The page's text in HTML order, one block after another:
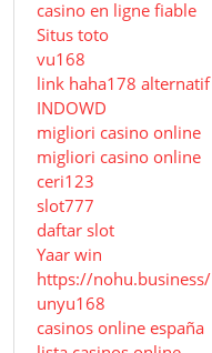
casino en ligne fiable
Situs toto
vu168
link haha178 alternatif
INDOWD
migliori casino online
migliori casino online
ceri123
slot777
daftar slot
Yaar win
https://nohu.business/
unyu168
casinos online españa